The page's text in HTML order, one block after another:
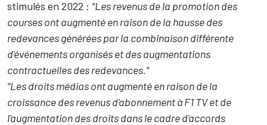
stimulés en 2022 : "Les revenus de la promotion des
courses ont augmenté en raison de la hausse des
redevances générées par la combinaison différente
d'événements organisés et des augmentations
contractuelles des redevances."
"Les droits médias ont augmenté en raison de la
croissance des revenus d'abonnement à F1 TV et de
l'augmentation des droits dans le cadre d'accords